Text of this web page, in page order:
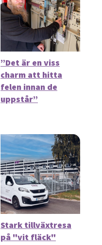
”Det är en viss
charm att hitta
felen innan de
uppstår”
Stark tillväxtresa
på "vit fläck"